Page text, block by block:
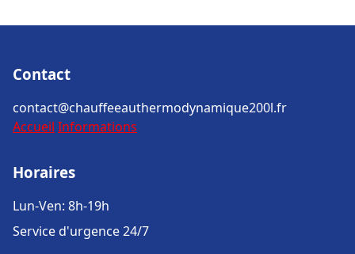
Contact
contact@chauffeeauthermodynamique200l.fr
Accueil Informations
Horaires
Lun-Ven: 8h-19h
Service d'urgence 24/7